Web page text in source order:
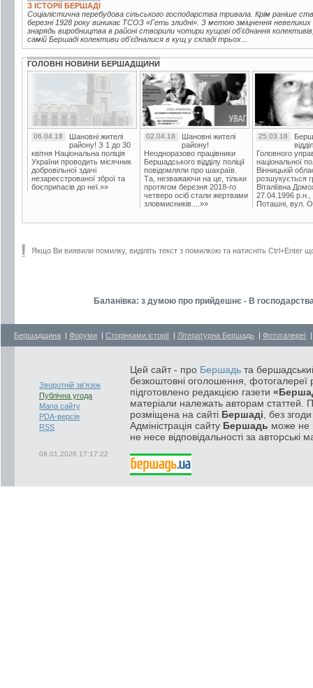
З ІСТОРІЇ БЕРШАДІ
Соціалістична перебудова сільського господарства тривала. Крім раніше
березні 1928 року виникає ТСОЗ «Геть злидні». З метою зміцнення
знарядь виробництва в районі створили чотири кущові об'єднання
самій Бершаді колективи об'єдналися в кущ у складі трьох...
ГОЛОВНІ НОВИНИ БЕРШАДЩИНИ
06.04.18
Шановні жителі
району! З 1 до 30
квітня Національна поліція
України проводить місячник
добровільної здачі
незареєстрованої зброї та
боєприпасів до неї.»»
02.04.18
Шановні жителі
району!
Неодноразово працівники
Бершадського відділу поліції
повідомляли про шахраїв.
Та, незважаючи на це, тільки
протягом березня 2018-го
четверо осіб стали жертвами
зловмисників....»»
25.03.18
Головного
національної
Вінницькій
розшукується
Віталіївна
27.04.1996 р.н.,
Поташні, вул.
Якщо Ви виявили помилку, виділіть текст з помилкою та натисніть Ctrl+Enter
Баланівка: з думою про прийдешнє - В
Бершадщина | Форуми | Сторінками історії | Літературна Бершадь | Фотогалереї
Зворотній зв'язок
Публічна угода
Мапа сайту
PDA-версія
RSS
08.01.2026 17:17:22
Цей сайт - про Бершадь та
безкоштовні оголошення, фотогалереї
підготовлено редакцією газети
матеріали належать авторам статтей.
розміщена на сайті Бершаді , без
Адміністрація сайту Бершадь може не
не несе відповідальності за авторські